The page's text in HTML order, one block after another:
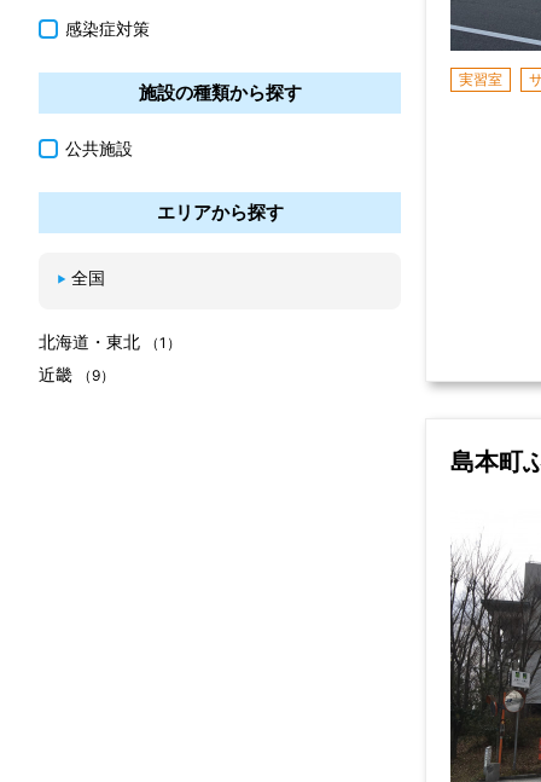
実習室
島本町
感染症対策
施設の種類から探す
公共施設
エリアから探す
全国
北海道・東北 （1）
近畿 （9）